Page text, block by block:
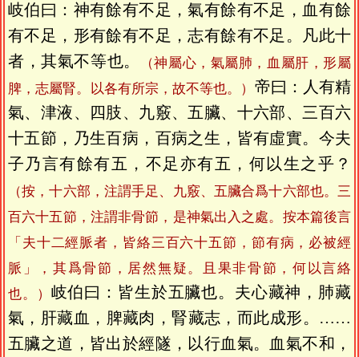
岐伯曰：神有餘有不足，氣有餘有不足，血有餘
有不足，形有餘有不足，志有餘有不足。凡此十
者，其氣不等也。
（神屬心，氣屬肺，血屬肝，形屬
脾，志屬腎。以各有所宗，故不等也。） 帝曰：人有精
氣、津液、四肢、九竅、五臟、十六部、三百六
十五節，乃生百病，百病之生，皆有虛實。今夫
子乃言有餘有五，不足亦有五，何以生之乎？
（按，十六部，注謂手足、九竅、五臟合爲十六部也。三
百六十五節，注謂非骨節，是神氣出入之處。按本篇後言
「夫十二經脈者，皆絡三百六十五節，節有病，必被經
脈」，其爲骨節，居然無疑。且果非骨節，何以言絡
也。） 岐伯曰：皆生於五臟也。夫心藏神，肺藏
氣，肝藏血，脾藏肉，腎藏志，而此成形。……
五臟之道，皆出於經隧，以行血氣。血氣不和，